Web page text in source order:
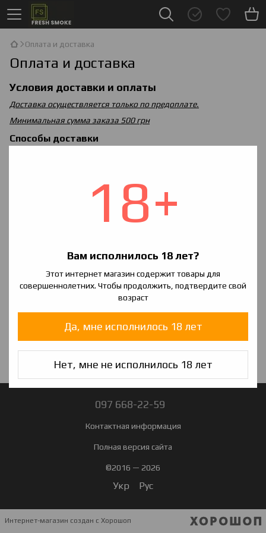
18+
Вам исполнилось 18 лет?
Этот интернет магазин содержит товары для
совершеннолетних. Чтобы продолжить, подтвердите свой
возраст
Да, мне исполнилось 18 лет
Нет, мне не исполнилось 18 лет
Оплата и доставка
Оплата и доставка
Условия доставки и оплаты
Доставка осуществляется только по предоплате.
Минимальная сумма заказа 500 грн
Способы доставки
Товар оформлень після 13:00 відправляється на наступний
робочий день. Термін доставки 1-3 дні
оплачуєте комісію Нової Пошти за наложений платіж, яка
складає 20 грн + 2% від вартості заказу.
Оплата картой Visa, Mastercard - WayForPay
097 668-22-59
Контактная информация
Полная версия сайта
©2016 — 2026
Укр Рус
Интернет-магазин создан с Хорошоп